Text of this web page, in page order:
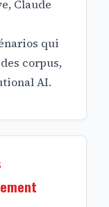
Claude
qui
corpus,
AI.